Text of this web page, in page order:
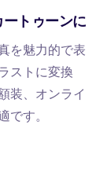
トゥーンに
を魅力的で表
ストに変換
装、オンライ
です。